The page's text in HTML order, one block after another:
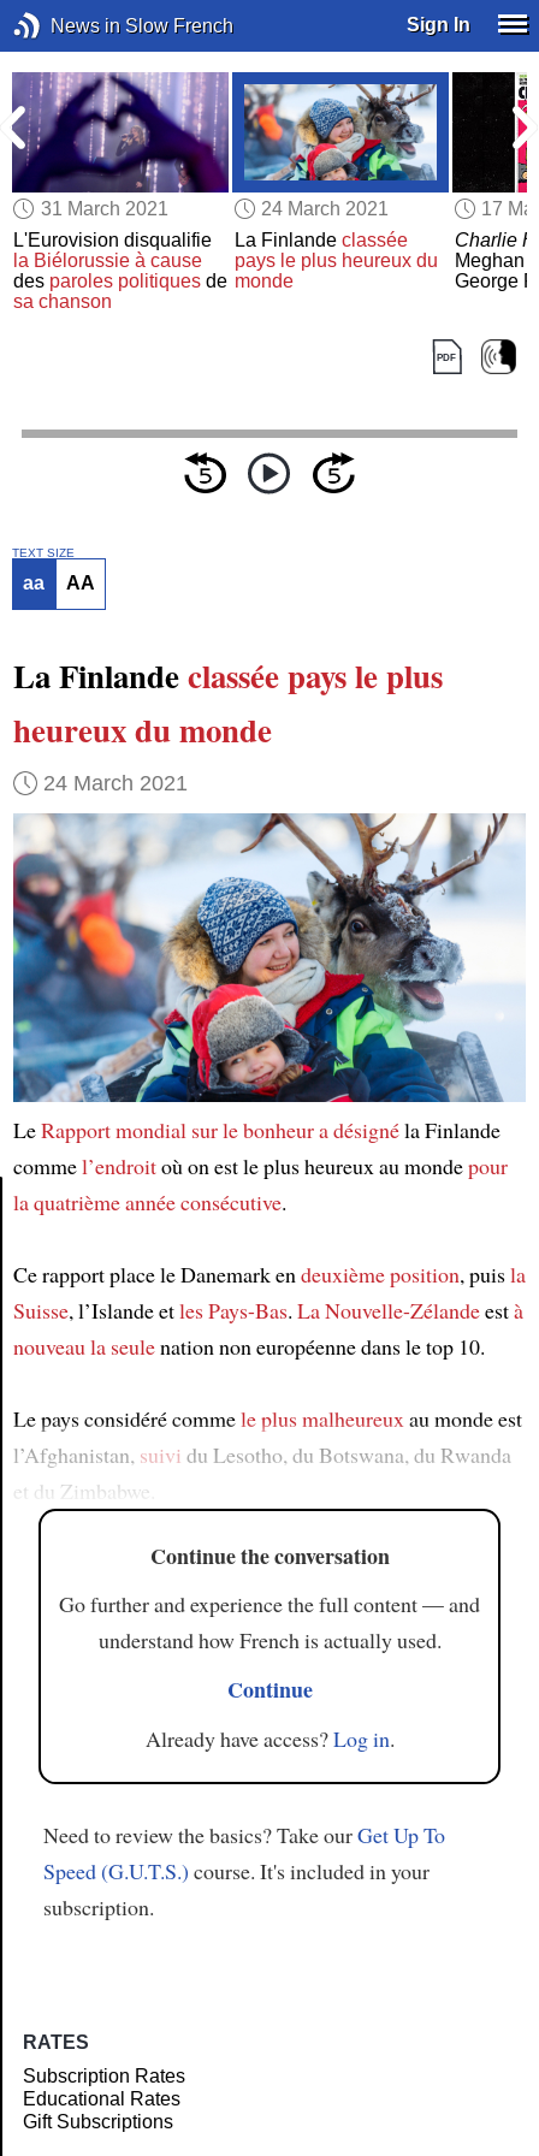
News in Slow French Sign In
31 March 2021
L'Eurovision disqualifie
la Biélorussie à cause
des paroles politiques de
sa chanson
24 March 2021
La Finlande classée
pays le plus heureux du
monde
17
Charlie
Meghan
George
TEXT SIZE
aa AA
La Finlandeclasséepays le plus
heureuxdu monde
24 March 2021
LeRapport mondial sur le bonheura désignéla Finlande
commel’endroitoù on est le plus heureux au mondepour
la quatrième année consécutive.
Ce rapport place le Danemark endeuxième position, puisla
Suisse, l’Islande etles Pays-Bas. La Nouvelle-Zélandeestà
nouveaula seulenation non européenne dans le top 10.
Le pays considéré commele plus malheureuxau monde est
l’Afghanistan, suivi du Lesotho, du Botswana, du Rwanda
et du Zimbabwe.
Continue the conversation
Go further and experience the full content — and
understand how French is actually used.
Continue
Already have access?Log in.
Need to review the basics? Take ourGet Up To
Speed (G.U.T.S.) course. It's included in your
subscription.
RATES
Subscription Rates
Educational Rates
Gift Subscriptions